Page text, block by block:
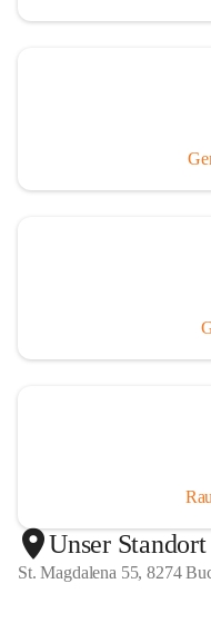
Unser Standort
St. Magdalena 55, 8274